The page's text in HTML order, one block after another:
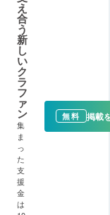
え
合
う
新
し
い
ク
ラ
フ
ァ
ン
集
ま
っ
た
支
援
金
は
無料 掲載